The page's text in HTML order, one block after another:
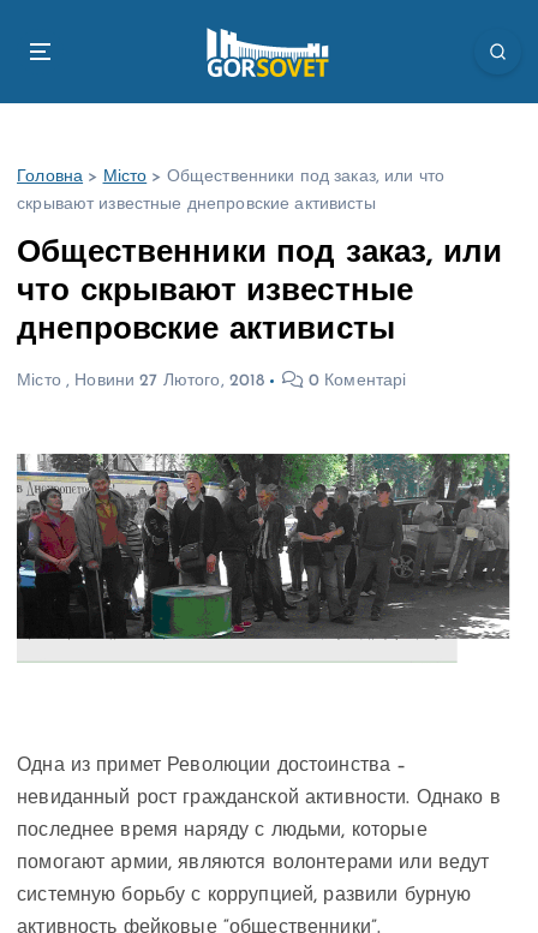
Головна > Місто > Общественники под заказ, или что
скрывают известные днепровские активисты
Общественники под заказ, или
что скрывают известные
днепровские активисты
Місто, Новини 27 Лютого, 2018 0 Коментарі
Одна из примет Революции достоинства –
невиданный рост гражданской активности. Однако в
последнее время наряду с людьми, которые
помогают армии, являются волонтерами или ведут
системную борьбу с коррупцией, развили бурную
активность фейковые “общественники”.